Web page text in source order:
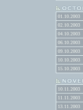
01.10.2003
02.10.2003
04.10.2003
06.10.2003
09.10.2003
10.10.2003
15.10.2003
10.11.2003
11.11.2003
13.11.2003